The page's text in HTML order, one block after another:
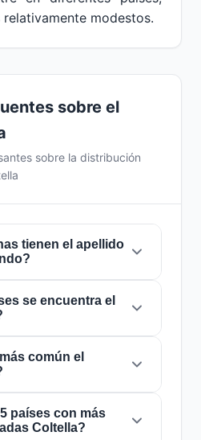
relativamente modestos.
sobre el
sobre la distribución
tienen el apellido
545
que aproximadamente 1
personasen el mundo
encuentra presente en
su distribución global.
se encuentra el
está presente en
lo clasifica como un
local. Su presencia en
patrones históricos de
familiar a lo largo de los
común el
más común enItalia
505
países con más
Coltella?